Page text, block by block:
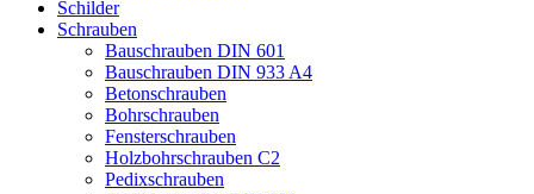
Schilder
Schrauben
Bauschrauben DIN 601
Bauschrauben DIN 933 A4
Betonschrauben
Bohrschrauben
Fensterschrauben
Holzbohrschrauben C2
Pedixschrauben